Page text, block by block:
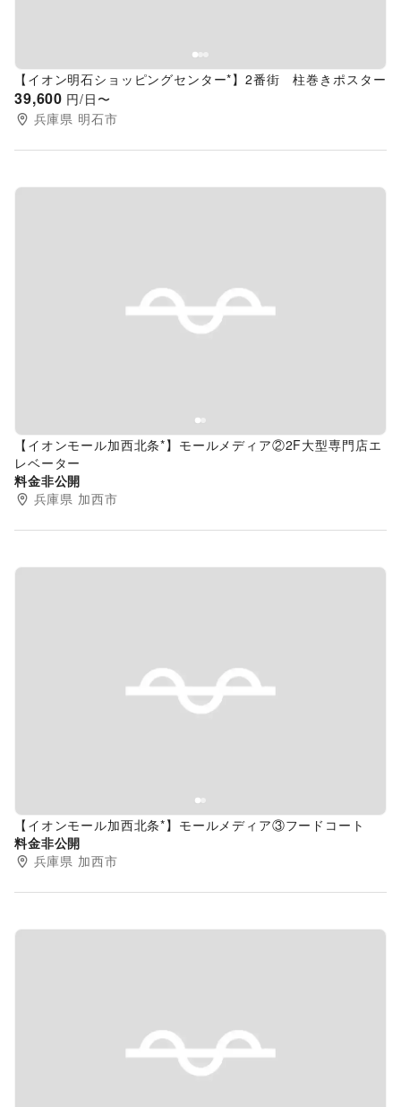
【イオン明石ショッピングセンター*】2番街 柱巻きポスター
39,600 円/日〜
兵庫県 明石市
Previous slide
【イオンモール加西北条*】モールメディア②2F大型専門店エ
レベーター
料金非公開
兵庫県 加西市
Previous slide
【イオンモール加西北条*】モールメディア③フードコート
料金非公開
兵庫県 加西市
Previous slide